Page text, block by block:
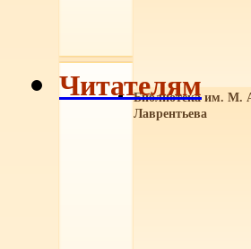
Библиотека им. М.
Лаврентьева
Читателям